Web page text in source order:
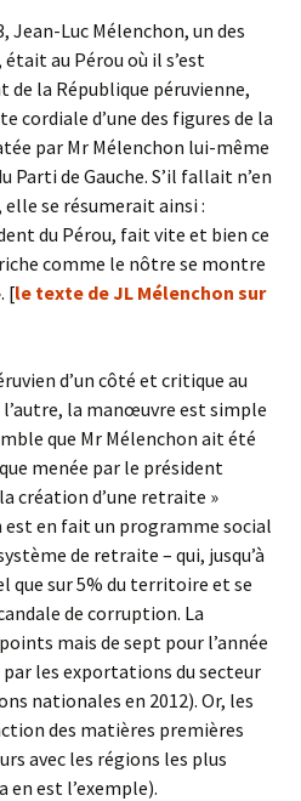
Jean-Luc Mélenchon, un des
était au Pérou où il s’est
la République péruvienne,
cordiale d’une des figures de la
par Mr Mélenchon lui-même
Parti de Gauche. S’il fallait n’en
se résumerait ainsi :
du Pérou, fait vite et bien ce
comme le nôtre se montre
[le texte de JL Mélenchon sur
d’un côté et critique au
la manœuvre est simple
que Mr Mélenchon ait été
menée par le président
création d’une retraite »
est en fait un programme social
de retraite – qui, jusqu’à
que sur 5% du territoire et se
de corruption. La
mais de sept pour l’année
les exportations du secteur
nationales en 2012). Or, les
des matières premières
avec les régions les plus
en est l’exemple).